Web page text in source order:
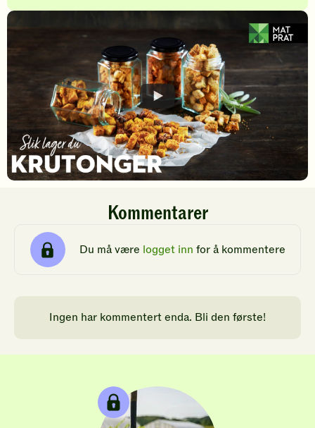
Kommentarer
Du må være logget inn for å kommentere
Ingen har kommentert enda. Bli den første!